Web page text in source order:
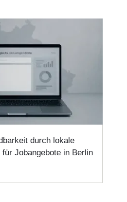
durch lokale
Jobangebote in Berlin